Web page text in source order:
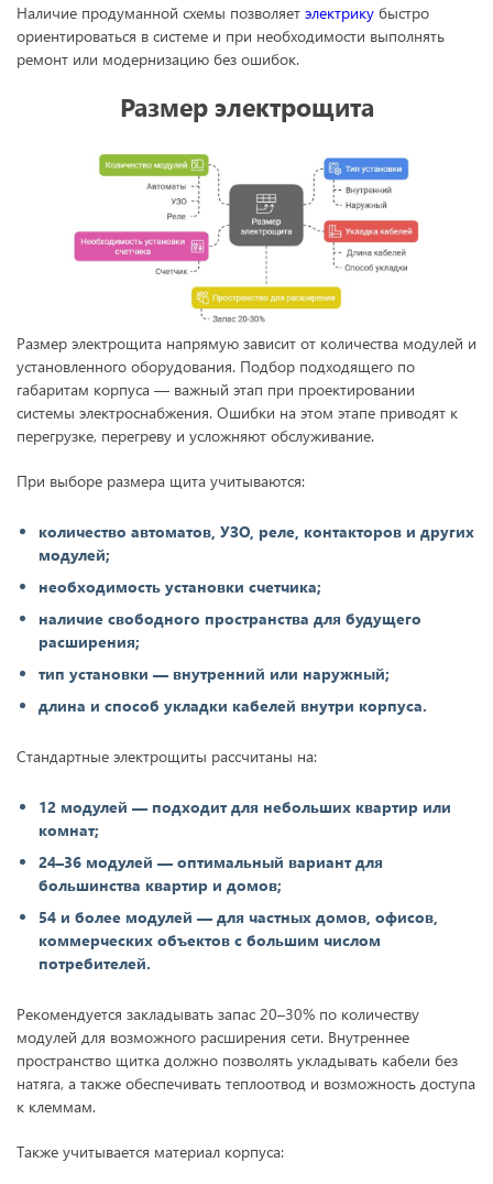
Наличие продуманной схемы позволяет электрику быстро
ориентироваться в системе и при необходимости выполнять
ремонт или модернизацию без ошибок.
Размер электрощита
Размер электрощита напрямую зависит от количества модулей и
установленного оборудования. Подбор подходящего по
габаритам корпуса — важный этап при проектировании
системы электроснабжения. Ошибки на этом этапе приводят к
перегрузке, перегреву и усложняют обслуживание.
При выборе размера щита учитываются:
количество автоматов, УЗО, реле, контакторов и других
модулей;
необходимость установки счетчика;
наличие свободного пространства для будущего
расширения;
тип установки — внутренний или наружный;
длина и способ укладки кабелей внутри корпуса.
Стандартные электрощиты рассчитаны на:
12 модулей — подходит для небольших квартир или
комнат;
24–36 модулей — оптимальный вариант для
большинства квартир и домов;
54 и более модулей — для частных домов, офисов,
коммерческих объектов с большим числом
потребителей.
Рекомендуется закладывать запас 20–30% по количеству
модулей для возможного расширения сети. Внутреннее
пространство щитка должно позволять укладывать кабели без
натяга, а также обеспечивать теплоотвод и возможность доступа
к клеммам.
Также учитывается материал корпуса: